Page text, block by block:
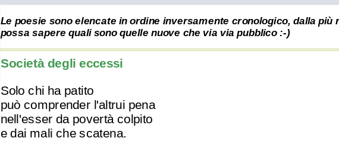
Le poesie sono elencate in ordine inversamente cronologico, dalla più
possa sapere quali sono quelle nuove che via via pubblico :-)
Società degli eccessi
Solo chi ha patito
può comprender l'altrui pena
nell'esser da povertà colpito
e dai mali che scatena.